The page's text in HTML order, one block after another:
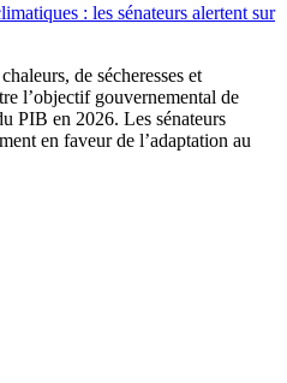
: les sénateurs alertent sur
de sécheresses et
l’objectif gouvernemental de
PIB en 2026. Les sénateurs
en faveur de l’adaptation au